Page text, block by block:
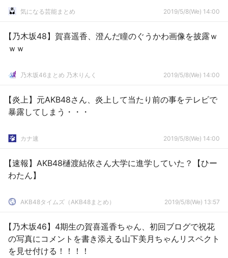
気になる芸能まとめ 2019/5/8(We) 14:00
【乃木坂48】賀喜遥香、澄んだ瞳のぐうかわ画像を披露ｗ
ｗｗ
乃木坂46まとめ 乃木りんく 2019/5/8(We) 14:00
【炎上】元AKB48さん、炎上して当たり前の事をテレビで
暴露してしまう・・・
カナ速 2019/5/8(We) 14:00
【速報】AKB48樋渡結依さん大学に進学していた？【ひー
わたん】
AKB48タイムズ（AKB48まとめ） 2019/5/8(We) 13:57
【乃木坂46】4期生の賀喜遥香ちゃん、初回ブログで祝花
の写真にコメントを書き添える山下美月ちゃんリスペクト
を見せ付ける！！！！